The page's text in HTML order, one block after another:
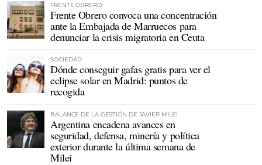
FRENTE OBRERO
Frente Obrero convoca una concentración
ante la Embajada de Marruecos para
denunciar la crisis migratoria en Ceuta
SOCIEDAD
Dónde conseguir gafas gratis para ver el
eclipse solar en Madrid: puntos de
recogida
BALANCE DE LA GESTIÓN DE JAVIER MILEI
Argentina encadena avances en
seguridad, defensa, minería y política
exterior durante la última semana de
Milei